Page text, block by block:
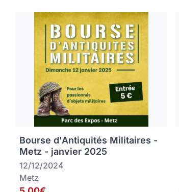
Bourse d'Antiquités Militaires -
Metz - janvier 2025
12/12/2024
Metz